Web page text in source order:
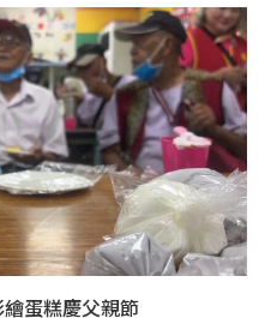
蛋糕慶父親節